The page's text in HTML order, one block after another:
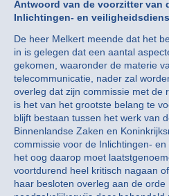
Antwoord van de voorzitter van
Inlichtingen- en
De heer Melkert meende dat het
in is gelegen dat een aantal
gekomen, waaronder de materie
telecommunicatie, nader zal
overleg dat zijn commissie met de
is het van het grootste belang te
blijft bestaan tussen het werk van
Binnenlandse Zaken en
commissie voor de Inlichtingen-
het oog daarop moet
voortdurend heel kritisch nagaan
haar besloten overleg aan de orde